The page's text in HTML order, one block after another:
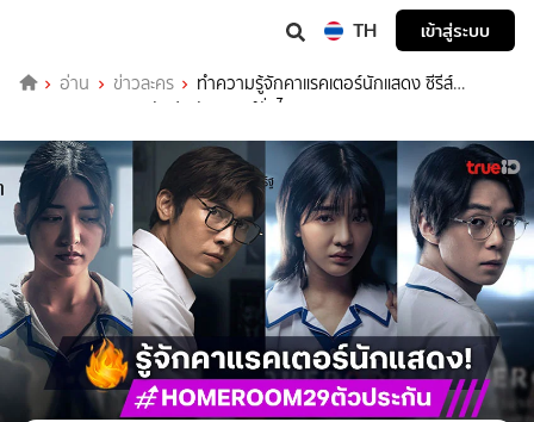
TH เข้าสู่ระบบ
อ่าน ข่าวละคร
ทำความรู้จักคาแรคเตอร์นักแสดง ซีรีส์
"HOMEROOM 29 ตัวประกัน" เวอร์ชั่นไทย